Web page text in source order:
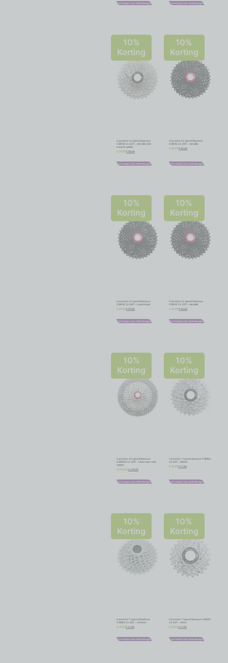
Toevoegen aan winkelwagen Toevoegen aan winkelwagen
10%
Korting
Cassette 11 speed Sunrace
CSRS3 11-32T – metallic met
zwarte spider
€ 54,95 €49,46
Toevoegen aan winkelwagen
10%
Korting
Cassette 11 speed Sunrace
CSRX1 11-28T – metallic
€66,95 €60,26
Toevoegen aan winkelwagen
10%
Korting
Cassette 11 speed Sunrace
CSRX1 11-36T – zwart/rood
94,95 €85,46
Toevoegen aan winkelwagen
10%
Korting
Cassette 11 speed Sunrace
CSRX1 11-32T – metallic
€66,95 €60,26
Toevoegen aan winkelwagen
10%
Korting
Cassette 12 speed Sunrace
CSMZ90 11-50T – zilver met rode
spider
145,00 €130,50
Toevoegen aan winkelwagen
10%
Korting
Cassette 7 speed Sunrace CSM63
12-28T – nikkel
€18,95 €17,06
Toevoegen aan winkelwagen
10%
Korting
Cassette 7 speed SunRace
CSM63 11-28T – chroom
18,95 €17,06
Toevoegen aan winkelwagen
10%
Korting
Cassette 7 speed Sunrace CSR63
12-24T – zilver
€18,95 €17,06
Toevoegen aan winkelwagen